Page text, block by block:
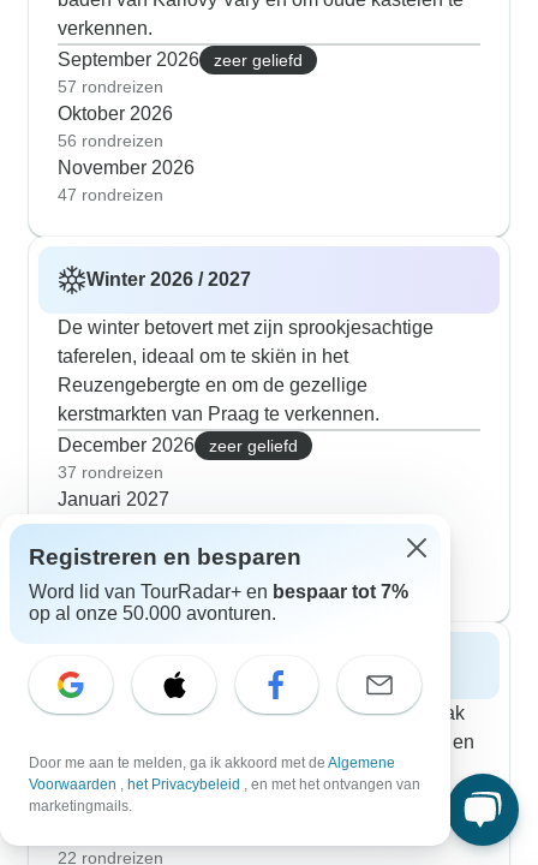
verkennen.
September 2026
zeer geliefd
57 rondreizen
Oktober 2026
56 rondreizen
November 2026
47 rondreizen
Winter 2026 / 2027
De winter betovert met zijn sprookjesachtige
taferelen, ideaal om te skiën in het
Reuzengebergte en om de gezellige
kerstmarkten van Praag te verkennen.
December 2026
zeer geliefd
37 rondreizen
Januari 2027
22 rondreizen
Februari 2027
21 rondreizen
Het zachte lenteweer zet het land in bloei. Maak
een wandeling over de Petřín-heuvel in Praag en
bezoek de vele kastelen van Tsjechië, zoals
Karlštejn.
22 rondreizen
Registreren en besparen
Word lid van TourRadar+ en bespaar tot 7%
op al onze 50.000 avonturen.
Door me aan te melden, ga ik akkoord met de Algemene
Voorwaarden , het Privacybeleid , en met het ontvangen van
marketingmails.